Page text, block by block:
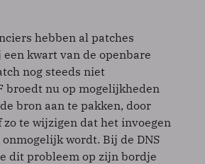
hebben al patches
kwart van de openbare
nog steeds niet
broedt nu op mogelijkheden
bron aan te pakken, door
zo te wijzigen dat het invoegen
wordt. Bij de DNS
dit probleem op zijn bordje